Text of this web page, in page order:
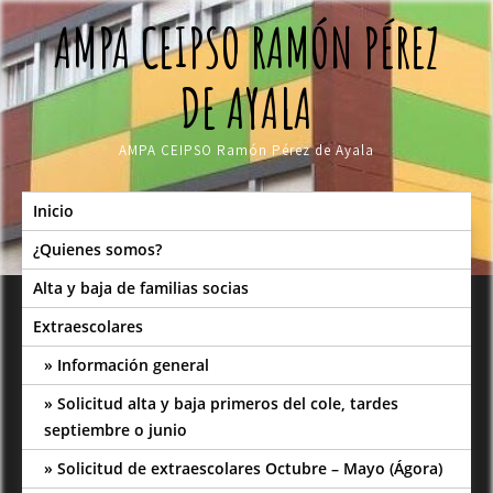
Skip
to
contentAMPA CEIPSO RAMÓN PÉREZ
DE AYALA
AMPA CEIPSO Ramón Pérez de Ayala
Inicio
¿Quienes somos?
Alta y baja de familias socias
Extraescolares
Información general
Solicitud alta y baja primeros del cole, tardes
septiembre o junio
Solicitud de extraescolares Octubre – Mayo (Ágora)